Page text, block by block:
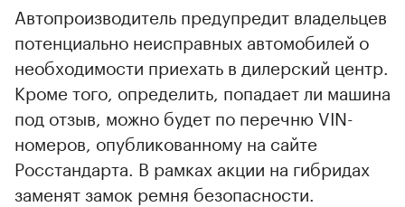
Автопроизводитель предупредит владельцев
потенциально неисправных автомобилей о
необходимости приехать в дилерский центр.
Кроме того, определить, попадает ли машина
под отзыв, можно будет по перечню VIN-
номеров, опубликованному на сайте
Росстандарта. В рамках акции на гибридах
заменят замок ремня безопасности.